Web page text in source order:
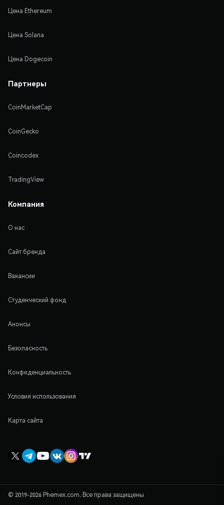
Цена Ethereum
Цена Solana
Цена Dogecoin
Партнеры
CoinMarketCap
CoinGecko
Coincodex
TradingView
Компания
О нас
Сайт бренда
Вакансии
Студенческий фонд
Анонсы
Безопасность
Конфиденциальность
Условия использования
Карта сайта
© 2019-2026 Phemex.com. Все права защищены